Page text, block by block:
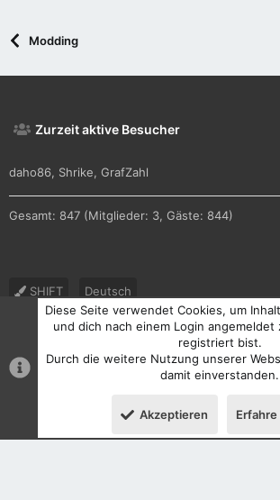
Modding
Zurzeit aktive Besucher
daho86 Shrike GrafZahl
Gesamt: 847 (Mitglieder: 3, Gäste: 844)
SHIFT
Deutsch
Nutzungsbedingungen
Datenschutz Hilfe
S
S
Diese Seite verwendet Cookies, um
und dich nach einem Login
registriert bist.
Durch die weitere Nutzung unserer
damit einverstanden.
Akzeptieren